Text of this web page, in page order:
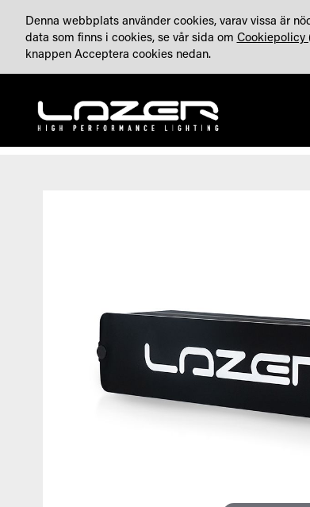
TILL
INNEHÅLLET
TILLVERKAT I STORBRITANNIEN OM OSS BLOGG (ENG)
Denna webbplats använder cookies, varav vissa är
data som finns i cookies, se vår sida om Cookiepolicy
knappen Acceptera cookies nedan.